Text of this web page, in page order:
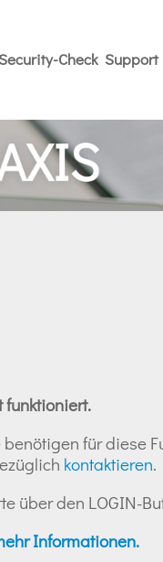
Security-Check Support
funktioniert.
für diese
kontaktieren.
über den LOGIN-
Informationen.